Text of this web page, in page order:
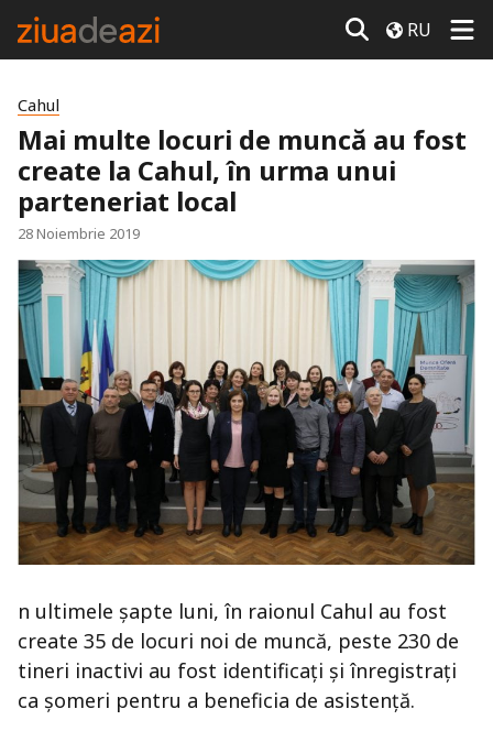
RU
Cahul
Mai multe locuri de muncă au fost
create la Cahul, în urma unui
parteneriat local
28 Noiembrie 2019
n ultimele şapte luni, în raionul Cahul au fost
create 35 de locuri noi de muncă, peste 230 de
tineri inactivi au fost identificați și înregistrați
ca șomeri pentru a beneficia de asistență.